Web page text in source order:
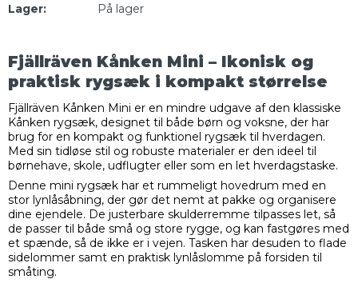
Lager:
På lager
Fjällräven Kånken Mini – Ikonisk og
praktisk rygsæk i kompakt størrelse
Fjällräven Kånken Mini er en mindre udgave af den klassiske
Kånken rygsæk, designet til både børn og voksne, der har
brug for en kompakt og funktionel rygsæk til hverdagen.
Med sin tidløse stil og robuste materialer er den ideel til
børnehave, skole, udflugter eller som en let hverdagstaske.
Denne mini rygsæk har et rummeligt hovedrum med en
stor lynlåsåbning, der gør det nemt at pakke og organisere
dine ejendele. De justerbare skulderremme tilpasses let, så
de passer til både små og store rygge, og kan fastgøres med
et spænde, så de ikke er i vejen. Tasken har desuden to flade
sidelommer samt en praktisk lynlåslomme på forsiden til
småting.